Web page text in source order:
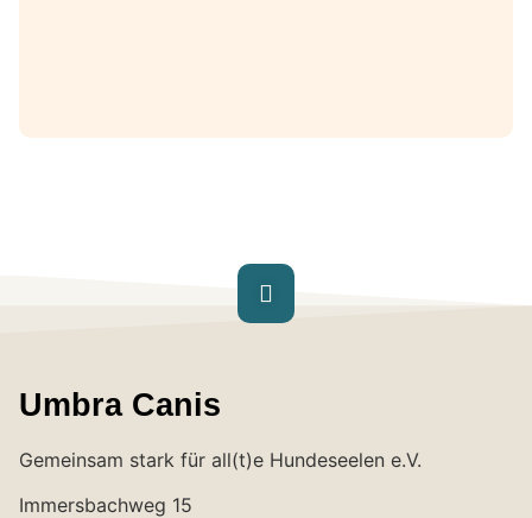
Umbra Canis
Gemeinsam stark für all(t)e Hundeseelen e.V.
Immersbachweg 15